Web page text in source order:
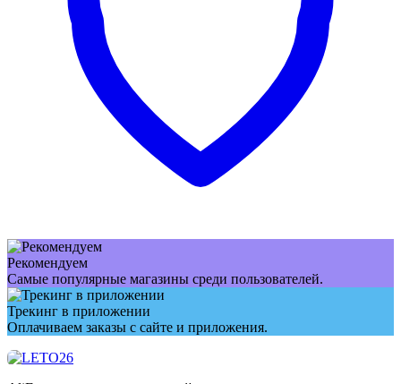
Рекомендуем
Самые популярные магазины среди пользователей.
Трекинг в приложении
Оплачиваем заказы с сайте и приложения.